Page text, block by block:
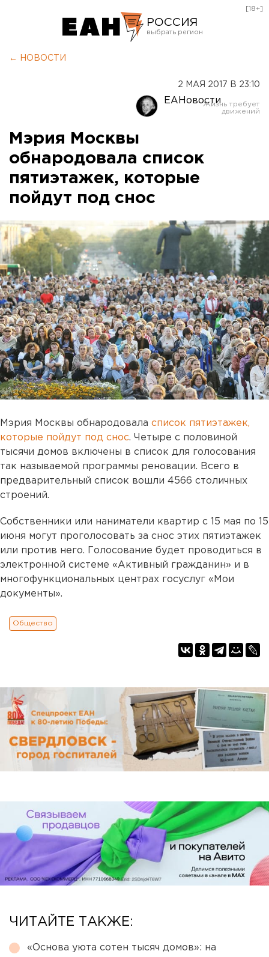
РОССИЯ
Оренбург
[18+]
← НОВОСТИ
2 МАЯ 2017 В 23:10
ЕАНовости
Мэрия Москвы
обнародовала список
пятиэтажек, которые
пойдут под снос
Мэрия Москвы обнародовала список пятиэтажек,
которые пойдут под снос. Четыре с половиной
тысячи домов включены в список для голосования
так называемой программы реновации. Всего в
предварительный список вошли 4566 столичных
строений.
Собственники или наниматели квартир с 15 мая по 15
июня могут проголосовать за снос этих пятиэтажек
или против него. Голосование будет проводиться в
электронной системе «Активный гражданин» и в
многофункциональных центрах госуслуг «Мои
документы».
Общество
ЧИТАЙТЕ ТАКЖЕ:
«Основа уюта сотен тысяч домов»: на